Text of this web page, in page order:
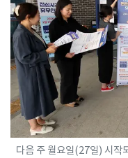
다음 주 월요일(27일) 시작